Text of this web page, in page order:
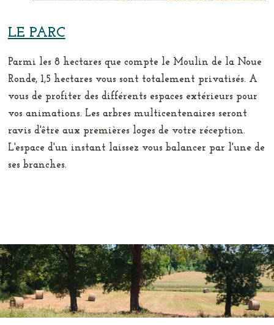
LE PARC
Parmi les 8 hectares que compte le Moulin de la Noue
Ronde, 1,5 hectares vous sont totalement privatisés. A
vous de profiter des différents espaces extérieurs pour
vos animations. Les arbres multicentenaires seront
ravis d'être aux premières loges de votre réception.
L'espace d'un instant laissez vous balancer par l'une de
ses branches.